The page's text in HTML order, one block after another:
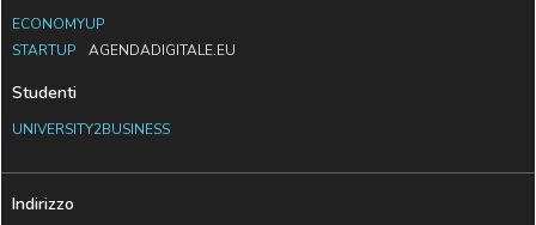
ECONOMYUP
STARTUP
AGENDADIGITALE.EU
Studenti
UNIVERSITY2BUSINESS
Indirizzo